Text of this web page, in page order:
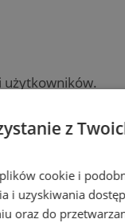
za
z
cookie i
i uzyskiwania
oraz do